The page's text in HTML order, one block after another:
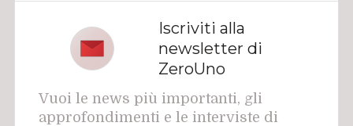
Iscriviti alla
newsletter di
ZeroUno
Vuoi le news più importanti, gli
approfondimenti e le interviste di